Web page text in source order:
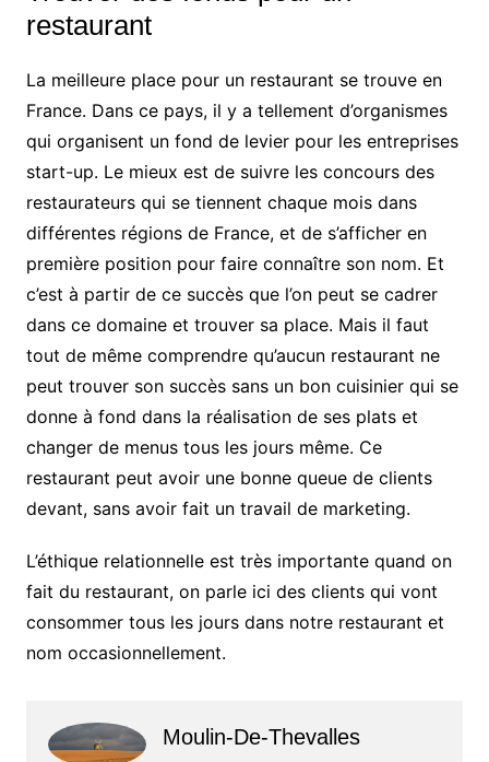
restaurant
La meilleure place pour un restaurant se trouve en
France. Dans ce pays, il y a tellement d’organismes
qui organisent un fond de levier pour les entreprises
start-up. Le mieux est de suivre les concours des
restaurateurs qui se tiennent chaque mois dans
différentes régions de France, et de s’afficher en
première position pour faire connaître son nom. Et
c’est à partir de ce succès que l’on peut se cadrer
dans ce domaine et trouver sa place. Mais il faut
tout de même comprendre qu’aucun restaurant ne
peut trouver son succès sans un bon cuisinier qui se
donne à fond dans la réalisation de ses plats et
changer de menus tous les jours même. Ce
restaurant peut avoir une bonne queue de clients
devant, sans avoir fait un travail de marketing.
L’éthique relationnelle est très importante quand on
fait du restaurant, on parle ici des clients qui vont
consommer tous les jours dans notre restaurant et
nom occasionnellement.
Moulin-De-Thevalles